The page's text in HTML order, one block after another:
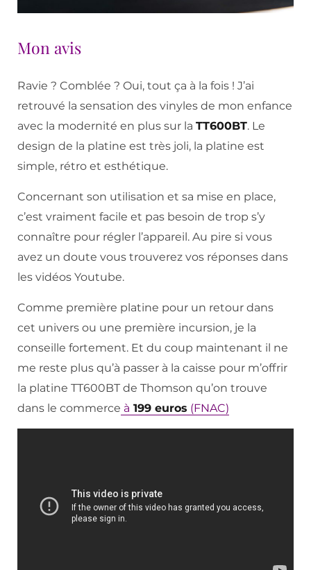
Mon avis
Ravie ? Comblée ? Oui, tout ça à la fois ! J’ai
retrouvé la sensation des vinyles de mon enfance
avec la modernité en plus sur la TT600BT. Le
design de la platine est très joli, la platine est
simple, rétro et esthétique.
Concernant son utilisation et sa mise en place,
c’est vraiment facile et pas besoin de trop s’y
connaître pour régler l’appareil. Au pire si vous
avez un doute vous trouverez vos réponses dans
les vidéos Youtube.
Comme première platine pour un retour dans
cet univers ou une première incursion, je la
conseille fortement. Et du coup maintenant il ne
me reste plus qu’à passer à la caisse pour m’offrir
la platine TT600BT de Thomson qu’on trouve
dans le commerce à 199 euros (FNAC)